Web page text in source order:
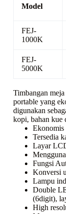
Model
FEJ-
1000K
FEJ-
5000K
Timbangan
portable yang
digunakan
kopi, bahan kue
Ekonomis
Tersedia
Layar
Fungsi
Konversi
Lampu
Double
(6digit),
High